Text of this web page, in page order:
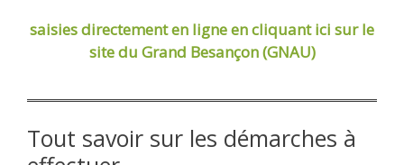
saisies directement en ligneen cliquant ici sur le
site du Grand Besançon (GNAU)
Tout savoir sur les démarches à